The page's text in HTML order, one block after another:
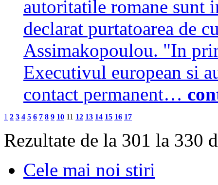
autoritatile romane sunt
declarat purtatoarea de
Assimakopoulou. "In
Executivul european si
contact permanent…
1 2 3 4 5 6 7 8 9 10 11 12 13 14 15 16 17
Rezultate de la 301 la 330
Cele mai noi stiri